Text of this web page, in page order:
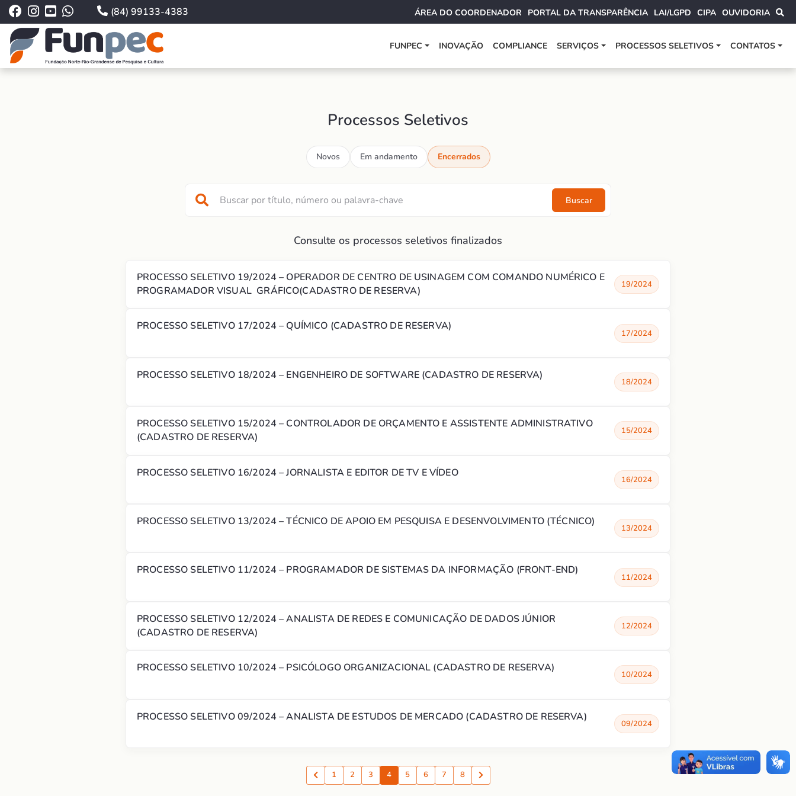
(84) 99133-4383 ÁREA DO COORDENADOR PORTAL DA TRANSPARÊNCIA LAI/LGPD CIPA OUVIDORIA
FUNPEC INOVAÇÃO COMPLIANCE SERVIÇOS PROCESSOS SELETIVOS CONTATOS
Processos Seletivos
Novos Em andamento Encerrados
Buscar
Consulte os processos seletivos finalizados
PROCESSO SELETIVO 19/2024 – OPERADOR DE CENTRO DE USINAGEM COM COMANDO NUMÉRICO E
PROGRAMADOR VISUAL GRÁFICO(CADASTRO DE RESERVA)
19/2024
PROCESSO SELETIVO 17/2024 – QUÍMICO (CADASTRO DE RESERVA)
17/2024
PROCESSO SELETIVO 18/2024 – ENGENHEIRO DE SOFTWARE (CADASTRO DE RESERVA)
18/2024
PROCESSO SELETIVO 15/2024 – CONTROLADOR DE ORÇAMENTO E ASSISTENTE ADMINISTRATIVO
(CADASTRO DE RESERVA)
15/2024
PROCESSO SELETIVO 16/2024 – JORNALISTA E EDITOR DE TV E VÍDEO
16/2024
PROCESSO SELETIVO 13/2024 – TÉCNICO DE APOIO EM PESQUISA E DESENVOLVIMENTO (TÉCNICO)
13/2024
PROCESSO SELETIVO 11/2024 – PROGRAMADOR DE SISTEMAS DA INFORMAÇÃO (FRONT-END)
11/2024
PROCESSO SELETIVO 12/2024 – ANALISTA DE REDES E COMUNICAÇÃO DE DADOS JÚNIOR
(CADASTRO DE RESERVA)
12/2024
PROCESSO SELETIVO 10/2024 – PSICÓLOGO ORGANIZACIONAL (CADASTRO DE RESERVA)
10/2024
PROCESSO SELETIVO 09/2024 – ANALISTA DE ESTUDOS DE MERCADO (CADASTRO DE RESERVA)
09/2024
Anterior
1 2 3 4 5 6 7 8 Proxima